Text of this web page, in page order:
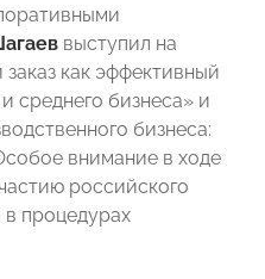
выступил на
как эффективный
среднего бизнеса» и
бизнеса:
внимание в ходе
российского
в процедурах